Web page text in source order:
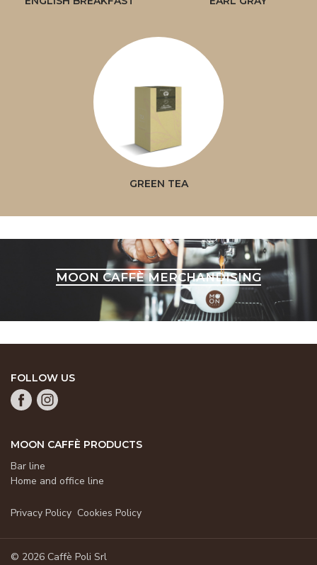
GREEN TEA
MOON CAFFÈ MERCHANDISING
FOLLOW US
MOON CAFFÈ PRODUCTS
Bar line
Home and office line
Privacy Policy Cookies Policy
© 2026 Caffè Poli Srl